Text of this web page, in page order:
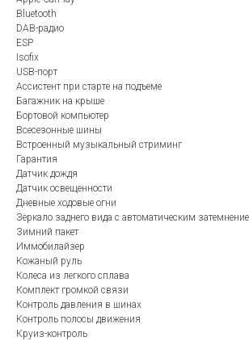
Bluetooth
DAB-радио
ESP
Isofix
USB-порт
Ассистент при старте на подъеме
Багажник на крыше
Бортовой компьютер
Всесезонные шины
Встроенный музыкальный стриминг
Гарантия
Датчик дождя
Датчик освещенности
Дневные ходовые огни
Зеркало заднего вида с автоматическим
Зимний пакет
Иммобилайзер
Кожаный руль
Колеса из легкого сплава
Комплект громкой связи
Контроль давления в шинах
Контроль полосы движения
Круиз-контроль